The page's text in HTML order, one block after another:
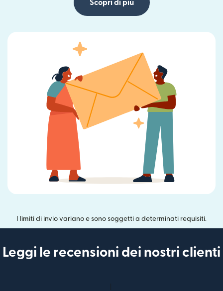
Scopri di più
I limiti di invio variano e sono soggetti a determinati requisiti.
Leggi le recensioni dei nostri clienti